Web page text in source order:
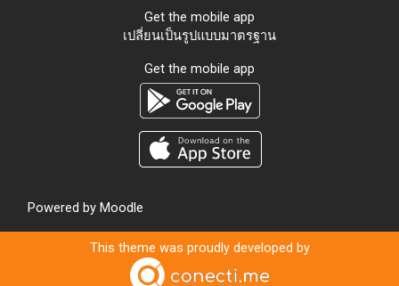
Get the mobile app
เปลี่ยนเป็นรูปแบบมาตรฐาน
Get the mobile app
Powered by Moodle
This theme was proudly developed by